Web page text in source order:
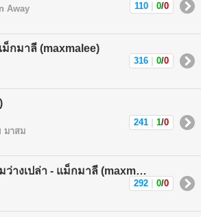
Away
110 0/0
กมาลี (maxmalee)
316 0/0
มาสม
241 1/0
จงมีความสุขในความว่างเปล่า - แม็กมาลี (maxmalee)
292 0/0